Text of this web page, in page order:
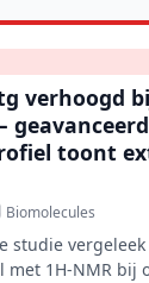
verhoogd
toont
Biomolecules
studie
1H-NMR bij